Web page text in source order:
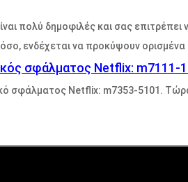
πολύ δημοφιλές και σας
ενδέχεται να προκύψουν
σφάλματος Netflix: m7111-
σφάλματος Netflix: m7353-5101.